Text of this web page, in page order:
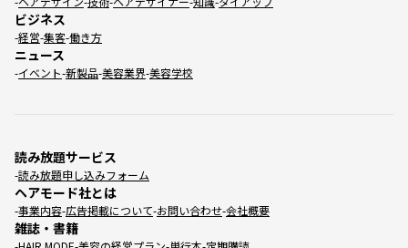
ビジネス
経営 集客 働き方
ニュース
イベント 新製品 美容業界 美容学校
読み放題サービス
読み放題申し込みフォーム
ヘアモード社とは
事業内容 広告掲載について お問い合わせ 会社概要
雑誌・書籍